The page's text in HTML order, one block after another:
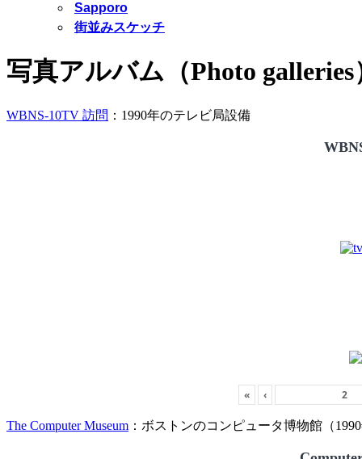
Sapporo
街並みスケッチ
写真アルバム（Photo galleries
WBNS-10TV 訪問 ：1990年のテレビ局設備
« ‹
The Computer Museum ：ボストンのコンピュータ博物館（